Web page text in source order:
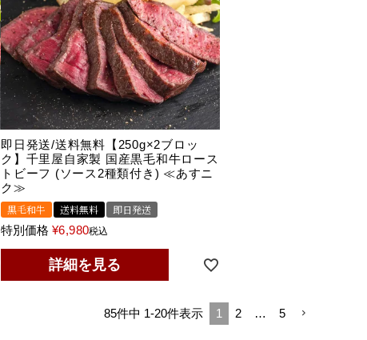
即日発送/送料無料【250g×2ブロッ
ク】千里屋自家製 国産黒毛和牛ロース
トビーフ (ソース2種類付き) ≪あすニ
ク≫
黒毛和牛
送料無料
即日発送
特別価格 ¥6,980税込
詳細を見る
85件中 1-20件表示 1 2 … 5